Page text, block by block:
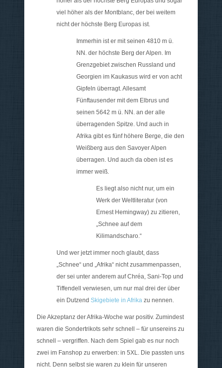
viel höher als der Montblanc, der bei weitem
nicht der höchste Berg Europas ist.
Immerhin ist er mit seinen 4810 m ü.
NN. der höchste Berg der Alpen. Im
Grenzgebiet zwischen Russland und
Georgien im Kaukasus wird er von acht
Gipfeln überragt. Allesamt
Fünftausender mit dem Elbrus und
seinen 5642 m ü. NN. an der alle
überragenden Spitze. Und auch in
Afrika gibt es fünf höhere Berge, die den
Weißberg aus den Savoyer Alpen
überragen. Und auch da oben ist es
immer weiß.
Es liegt also nicht nur, um ein
Werk der Weltliteratur (von
Ernest Hemingway) zu zitieren,
„Schnee auf dem
Kilimandscharo.“
Und wer jetzt immer noch glaubt, dass
„Schnee“ und „Afrika“ nicht zusammenpassen,
der sei unter anderem auf Chréa, Sani-Top und
Tiffendell verwiesen, um nur mal drei der über
ein Dutzend Skigebiete in Afrika zu nennen.
Die Akzeptanz der Afrika-Woche war positiv. Zumindest
waren die Sondertrikots sehr schnell – für unsereins zu
schnell – vergriffen. Nach dem Spiel gab es nur noch
zwei im Fanshop zu erwerben: in 5XL. Die passten uns
nicht. Denn selbst sie waren zu klein für unseren